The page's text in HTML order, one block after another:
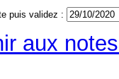
puis validez :
aux